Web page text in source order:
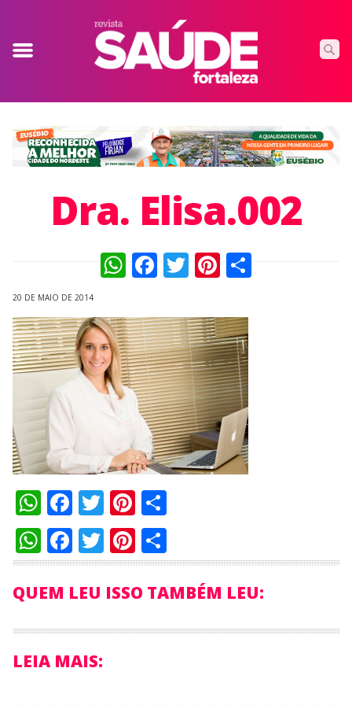
Dra. Elisa.002
WhatsApp
Facebook
TwitterPinterest
20 DE MAIO DE 2014
WhatsApp
Facebook
Twitter
Pinterest
Compartilhar
WhatsApp
Facebook
Twitter
Pinterest
Compartilhar
QUEM LEU ISSO TAMBÉM LEU:
LEIA MAIS: